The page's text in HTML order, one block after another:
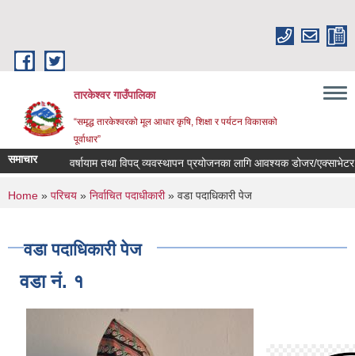
तारकेश्वर गाउँपालिका
“समृद्ध तारकेश्वरको मूल आधार कृषि, शिक्षा र पर्यटन विकासको
पूर्वाधार”
समाचार वर्षायाम तथा विपद् व्यवस्थापन प्रयोजनका लागि आवश्यक डोजर/एक्साभेटर
You are here
Home » परिचय » निर्वाचित पदाधीकारी» वडा पदाधिकारी पेज
वडा पदाधिकारी पेज
वडा नं. १